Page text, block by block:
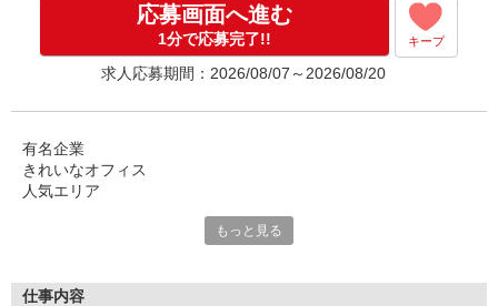
応募画面へ進む
1分で応募完了!! キープ
求人応募期間：2026/08/07～2026/08/20
有名企業
きれいなオフィス
人気エリア
一般事務・営業事務など、人気のオフィスワークが豊富！
人と関わるお仕事も多数ございます。
もっと見る
仕事内容